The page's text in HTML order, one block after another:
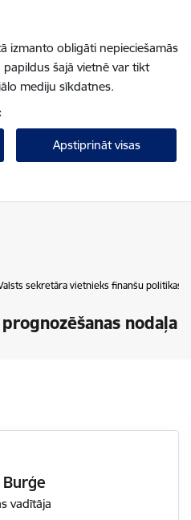
izmanto obligāti nepieciešamās
šajā vietnē var tikt
mediju sīkdatnes.
Apstiprināt visas
sekretāra vietnieks finanšu politikas
nodaļa
vadītāja